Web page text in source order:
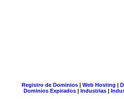
Registro de Dominios| Web Hosting |
Dominios Expirados | Industrias |